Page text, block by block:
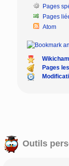
Pages
Pages
Atom
Pages
Outils